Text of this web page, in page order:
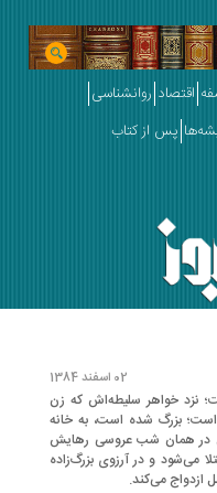
روانشناسی
از کتاب
سلیطه‌اش که زن
شده است، به خانه
شب عروسی رهایش
و در آرزوی بزرگ‌زاده
می‌کند.